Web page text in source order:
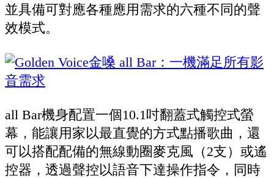
並具備可對應各種應用需求的六種不同的聲
效模式。
all Bar機身配置一個10.1吋翻蓋式觸控式螢
幕，能讓用家以最直覺的方式點播歌曲，還
可以搭配配備的無線動圈麥克風（2支）或遙
控器，透過聲控以語音下達操作指令，同時